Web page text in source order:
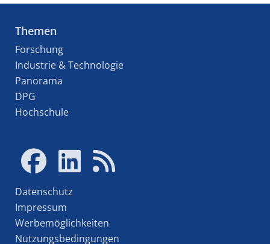
Themen
Forschung
Industrie & Technologie
Panorama
DPG
Hochschule
Datenschutz
Impressum
Werbemöglichkeiten
Nutzungsbedingungen